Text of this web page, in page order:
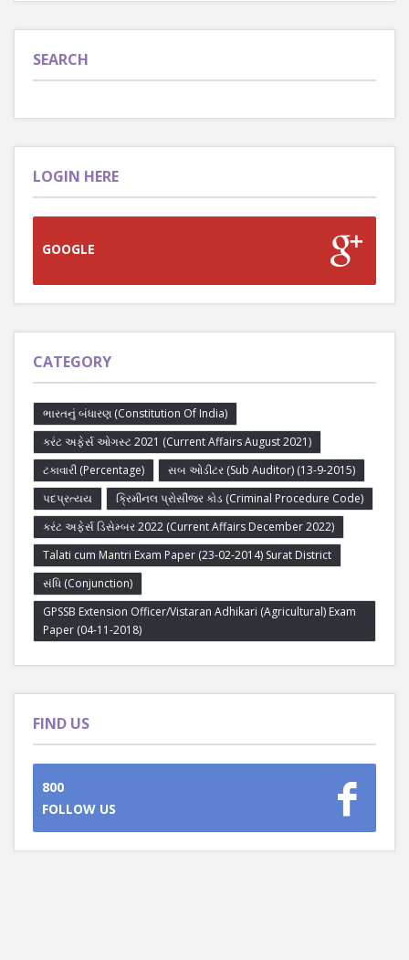
SEARCH
LOGIN HERE
GOOGLE
CATEGORY
ભારતનું બંધારણ (Constitution Of India)
કરંટ અફેર્સ ઓગસ્ટ 2021 (Current Affairs August 2021)
ટકાવારી (Percentage)
સબ ઓડીટર (Sub Auditor) (13-9-2015)
પદપ્રત્યય
ક્રિમીનલ પ્રોસીજર કોડ (Criminal Procedure Code)
કરંટ અફેર્સ ડિસેમ્બર 2022 (Current Affairs December 2022)
Talati cum Mantri Exam Paper (23-02-2014) Surat District
સંધિ (Conjunction)
GPSSB Extension Officer/Vistaran Adhikari (Agricultural) Exam
Paper (04-11-2018)
FIND US
800
FOLLOW US